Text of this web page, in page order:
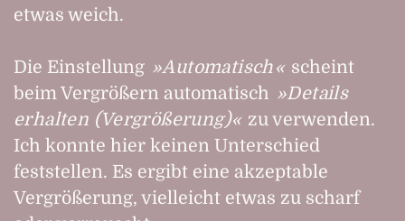
etwas weich.
Die Einstellung Automatisch
scheint
beim Vergrößern automatisch
Details
erhalten (Vergrößerung)
zu verwenden.
Ich konnte hier keinen Unterschied
feststellen. Es ergibt eine akzeptable
Vergrößerung, vielleicht etwas zu scharf